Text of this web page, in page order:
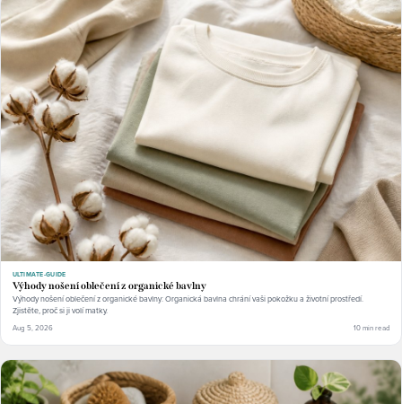
ULTIMATE-GUIDE
Výhody nošení oblečení z organické bavlny
Výhody nošení oblečení z organické bavlny: Organická bavlna chrání vaši pokožku a životní prostředí.
Zjistěte, proč si ji volí matky.
Aug 5, 2026 10 min read